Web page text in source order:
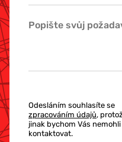
Odesláním souhlasíte se
zpracováním údajů,
jinak bychom Vás nemohli
kontaktovat.